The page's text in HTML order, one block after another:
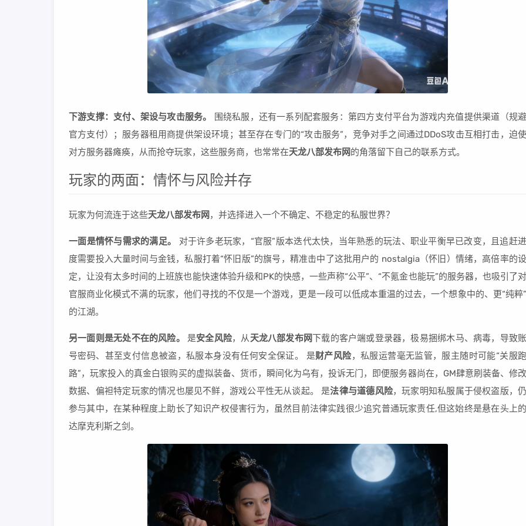
下游支撑：支付、架设与攻击服务。
围绕私服，还有一系列配套服务：第四方支付平台为游戏内充值提供渠道（规避
官方支付）；服务器租用商提供架设环境；甚至存在专门的“攻击服务”，竞争对手之间通过DDoS攻击互相打击，迫使
对方服务器瘫痪，从而抢夺玩家，这些服务商，也常常在天龙八部发布网的角落留下自己的联系方式。
玩家的两面：情怀与风险并存
玩家为何流连于这些天龙八部发布网 ，并选择进入一个不确定、不稳定的私服世界？
一面是情怀与需求的满足。
对于许多老玩家，“官服”版本迭代太快，当年熟悉的玩法、职业平衡早已改变，且追赶进
度需要投入大量时间与金钱，私服打着“怀旧版”的旗号，精准击中了这批用户的 nostalgia（怀旧）情绪，高倍率的设
定，让没有太多时间的上班族也能快速体验升级和PK的快感，一些声称“公平”、“不氪金也能玩”的服务器，也吸引了对
官服商业化模式不满的玩家，他们寻找的不仅是一个游戏，更是一段可以低成本重温的过去，一个想象中的、更“纯粹”
的江湖。
另一面则是无处不在的风险。 是安全风险，从天龙八部发布网下载的客户端或登录器，极易捆绑木马、病毒，导致账
号密码、甚至支付信息被盗，私服本身没有任何安全保证。 是财产风险，私服运营毫无监管，服主随时可能“关服跑
路”，玩家投入的真金白银购买的虚拟装备、货币，瞬间化为乌有，投诉无门，即便服务器尚在，GM肆意刷装备、修改
数据、偏袒特定玩家的情况也屡见不鲜，游戏公平性无从谈起。 是法律与道德风险，玩家明知私服属于侵权盗版，仍
参与其中，在某种程度上助长了知识产权侵害行为，虽然目前法律实践很少追究普通玩家责任,但这始终是悬在头上的
达摩克利斯之剑。